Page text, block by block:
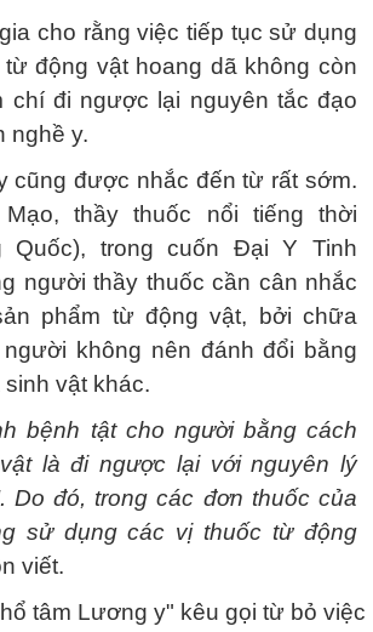
cho rằng việc tiếp tục sử dụng
động vật hoang dã không còn
chí đi ngược lại nguyên tắc đạo
nghề y.
cũng được nhắc đến từ rất sớm.
thầy thuốc nổi tiếng thời
Quốc), trong cuốn Đại Y Tinh
người thầy thuốc cần cân nhắc
phẩm từ động vật, bởi chữa
không nên đánh đổi bằng
vật khác.
bệnh tật cho người bằng cách
là đi ngược lại với nguyên lý
Do đó, trong các đơn thuốc của
sử dụng các vị thuốc từ động
viết.